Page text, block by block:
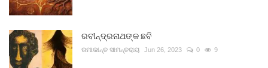
ରବୀନ୍ଦ୍ରନାଥଙ୍କ ଛବି
ରମାକାନ୍ତ ସାମନ୍ତରାୟ Jun 26, 2023 0 9